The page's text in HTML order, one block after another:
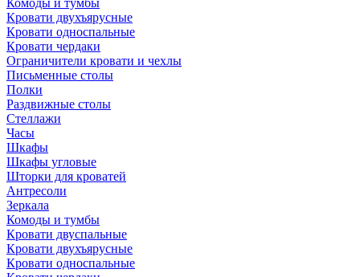
Кровати двухъярусные
Кровати односпальные
Кровати чердаки
Ограничители кровати и чехлы
Письменные столы
Полки
Раздвижные столы
Стеллажи
Часы
Шкафы
Шкафы угловые
Шторки для кроватей
Антресоли
Зеркала
Комоды и тумбы
Кровати двуспальные
Кровати двухъярусные
Кровати односпальные